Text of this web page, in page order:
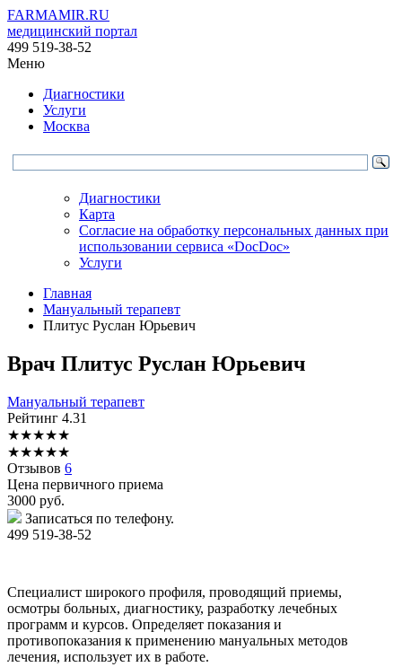
FARMAMIR.RU
медицинский портал
499 519-38-52
Меню
Диагностики
Услуги
Москва
Диагностики
Карта
Согласие на обработку персональных данных при
использовании сервиса «DocDoc»
Услуги
Главная
Мануальный терапевт
Плитус Руслан Юрьевич
Врач Плитус Руслан Юрьевич
Мануальный терапевт
Рейтинг 4.31
★★★★★
★★★★★
Отзывов 6
Цена первичного приема
3000 руб.
Записаться по телефону.
499 519-38-52
Специалист широкого профиля, проводящий приемы,
осмотры больных, диагностику, разработку лечебных
программ и курсов. Определяет показания и
противопоказания к применению мануальных методов
лечения, использует их в работе.